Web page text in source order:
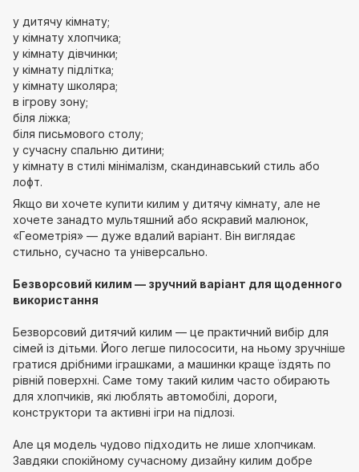
у дитячу кімнату;
у кімнату хлопчика;
у кімнату дівчинки;
у кімнату підлітка;
у кімнату школяра;
в ігрову зону;
біля ліжка;
біля письмового столу;
у сучасну спальню дитини;
у кімнату в стилі мінімалізм, скандинавський стиль або
лофт.
Якщо ви хочете купити килим у дитячу кімнату, але не
хочете занадто мультяшний або яскравий малюнок,
«Геометрія» — дуже вдалий варіант. Він виглядає
стильно, сучасно та універсально.
Безворсовий килим — зручний варіант для щоденного
використання
Безворсовий дитячий килим — це практичний вибір для
сімей із дітьми. Його легше пилососити, на ньому зручніше
гратися дрібними іграшками, а машинки краще їздять по
рівній поверхні. Саме тому такий килим часто обирають
для хлопчиків, які люблять автомобілі, дороги,
конструктори та активні ігри на підлозі.
Але ця модель чудово підходить не лише хлопчикам.
Завдяки спокійному сучасному дизайну килим добре